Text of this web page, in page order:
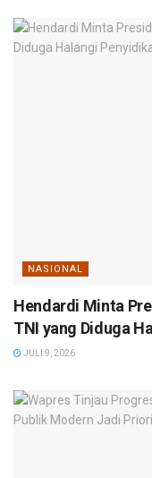
NASIONAL
Hendardi Minta
TNI yang Diduga
JULI 9, 2026